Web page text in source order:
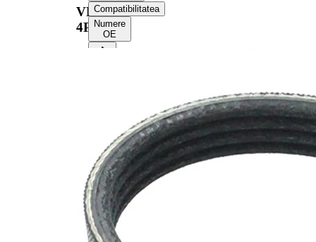
VKMV
4PK760
Compatibilitatea
Numere
OE
760 mm
14,24 mm
Culoare
negru
Numar
nervuri
4
SVHC
Nu sunt
disponibile